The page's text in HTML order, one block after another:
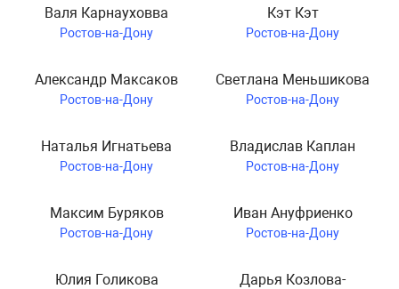
Валя Карнауховва
Ростов-на-Дону
Кэт Кэт
Ростов-на-Дону
Александр Максаков
Ростов-на-Дону
Светлана Меньшикова
Ростов-на-Дону
Наталья Игнатьева
Ростов-на-Дону
Владислав Каплан
Ростов-на-Дону
Максим Буряков
Ростов-на-Дону
Иван Ануфриенко
Ростов-на-Дону
Юлия Голикова Дарья Козлова-